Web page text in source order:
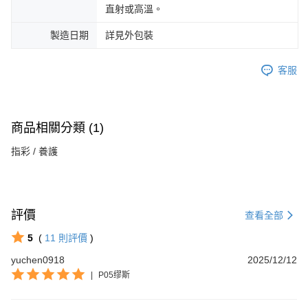
直射或高溫。
製造日期 詳見外包裝
客服
商品相關分類 (1)
指彩 / 養護
評價 查看全部
5 ( 11 則評價 )
yuchen0918
2025/12/12
P05缪斯